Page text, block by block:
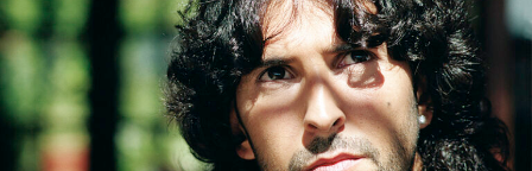
de San Juan, mientras que la Alcazaba ocupaba la
zona elevada de La Mota.
Las excavaciones realizadas en el sector nororiental
de la Alcazaba son especialmente relevantes para
comprender la relación entre muralla y topografía.